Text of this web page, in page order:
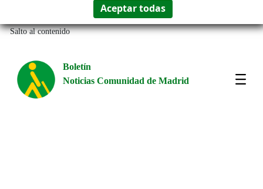
Salto al contenido
Boletín
Noticias Comunidad de Madrid